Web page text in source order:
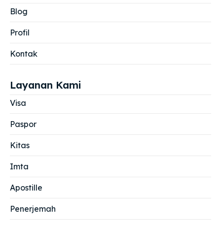
Blog
Profil
Kontak
Layanan Kami
Visa
Paspor
Kitas
Imta
Apostille
Penerjemah